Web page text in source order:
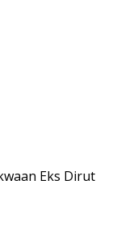
Eks Dirut